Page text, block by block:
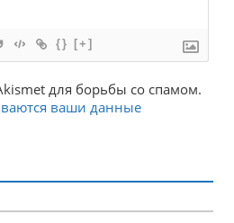
{} [+]
для борьбы со спамом.
ваши данные